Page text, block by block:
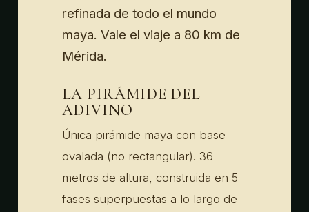
refinada de todo el mundo
maya. Vale el viaje a 80 km de
Mérida.
LA PIRÁMIDE DEL
ADIVINO
Única pirámide maya con base
ovalada (no rectangular). 36
metros de altura, construida en 5
fases superpuestas a lo largo de